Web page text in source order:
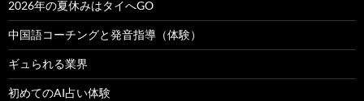
2026年の夏休みはタイへGO
中国語コーチングと発音指導（体験）
ギュられる業界
初めてのAI占い体験